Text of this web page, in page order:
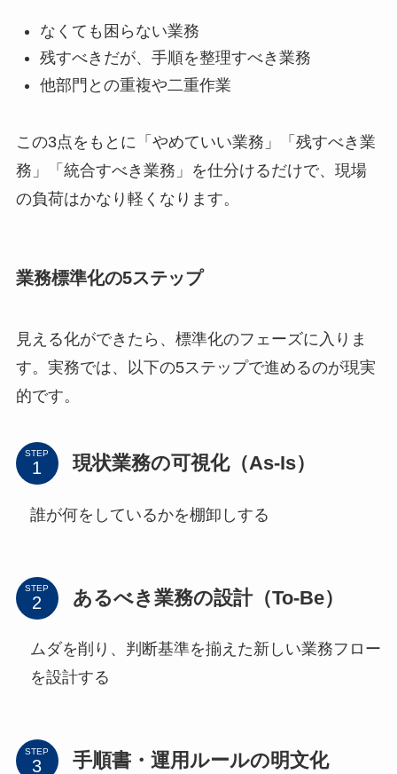
なくても困らない業務
残すべきだが、手順を整理すべき業務
他部門との重複や二重作業
この3点をもとに「やめていい業務」「残すべき業
務」「統合すべき業務」を仕分けるだけで、現場
の負荷はかなり軽くなります。
業務標準化の5ステップ
見える化ができたら、標準化のフェーズに入りま
す。実務では、以下の5ステップで進めるのが現実
的です。
STEP 現状業務の可視化（As-Is）
誰が何をしているかを棚卸しする
STEP あるべき業務の設計（To-Be）
ムダを削り、判断基準を揃えた新しい業務フロー
を設計する
STEP 手順書・運用ルールの明文化